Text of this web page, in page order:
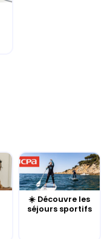
☀️ Découvre les
séjours sportifs